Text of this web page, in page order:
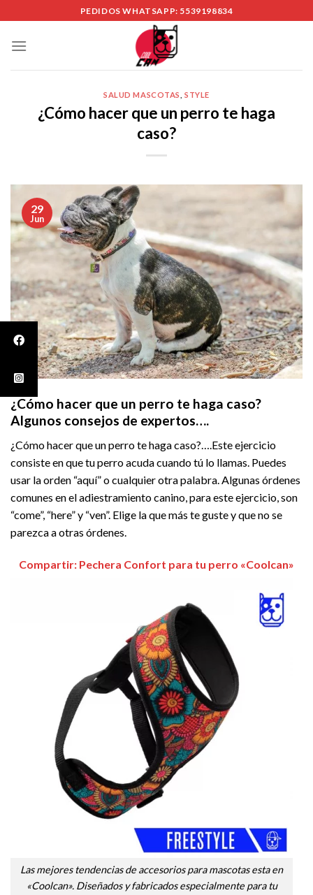
to
content
PEDIDOS WHATSAPP: 5539198834
SALUD MASCOTAS ,STYLE
¿Cómo hacer que un perro te haga
caso?
29
Jun
¿Cómo hacer que un perro te haga caso?
Algunos consejos de expertos….
¿Cómo hacer que un perro te haga caso?….Este ejercicio
consiste en que tu perro acuda cuando tú lo llamas. Puedes
usar la orden “aquí” o cualquier otra palabra. Algunas órdenes
comunes en el adiestramiento canino, para este ejercicio, son
“come”, “here” y “ven”. Elige la que más te guste y que no se
parezca a otras órdenes.
Compartir: Pechera Confort para tu perro «Coolcan»
Las mejores tendencias de accesorios para mascotas esta en
«Coolcan». Diseñados y fabricados especialmente para tu